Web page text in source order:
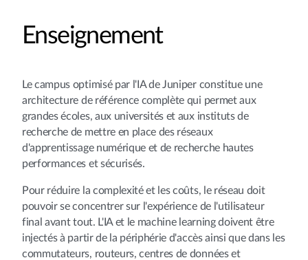
Enseignement
Le campus optimisé par l'IA de Juniper constitue une
architecture de référence complète qui permet aux
grandes écoles, aux universités et aux instituts de
recherche de mettre en place des réseaux
d'apprentissage numérique et de recherche hautes
performances et sécurisés.
Pour réduire la complexité et les coûts, le réseau doit
pouvoir se concentrer sur l'expérience de l'utilisateur
final avant tout. L'IA et le machine learning doivent être
injectés à partir de la périphérie d'accès ainsi que dans les
commutateurs, routeurs, centres de données et